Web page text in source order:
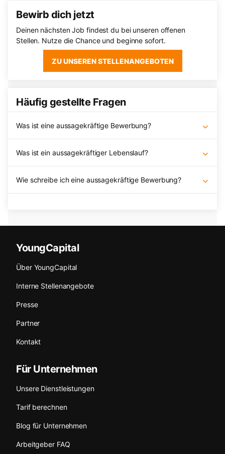
Bewirb dich jetzt
Deinen nächsten Job findest du bei unseren offenen
Stellen. Nutze die Chance und beginne sofort.
ZU UNSEREN STELLENANGEBOTEN
Häufig gestellte Fragen
Was ist eine aussagekräftige Bewerbung?
Was ist ein aussagekräftiger Lebenslauf?
Wie schreibe ich eine aussagekräftige Bewerbung?
YoungCapital
Über YoungCapital
Interne Stellenangebote
Presse
Partner
Kontakt
Für Unternehmen
Unsere Dienstleistungen
Tarif berechnen
Blog für Unternehmen
Arbeitgeber FAQ